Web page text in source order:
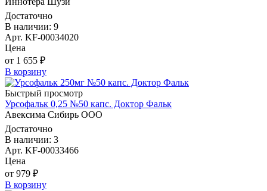
Достаточно
В наличии: 9
Арт. KF-00034020
Цена
от 1 655 ₽
В корзину
Быстрый просмотр
Урсофальк 0,25 №50 капс. Доктор Фальк
Авексима Сибирь ООО
Достаточно
В наличии: 3
Арт. KF-00033466
Цена
от 979 ₽
В корзину